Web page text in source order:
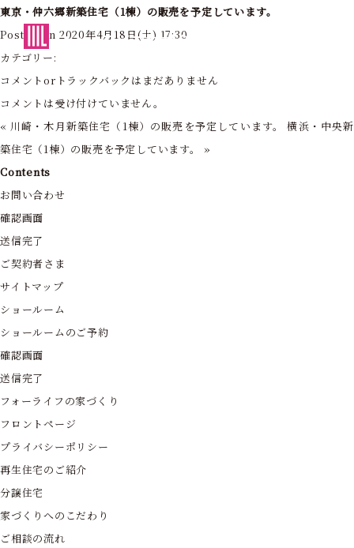
フォーライフ株式会社
東京・仲六郷新築住宅（1棟）の販売を予定しています。
Posted on 2020年4月18日(土) 17:30
カテゴリー:
コメントorトラックバックはまだありません
コメントは受け付けていません。
« 川崎・木月新築住宅（1棟）の販売を予定しています。
横浜・中央新
築住宅（1棟）の販売を予定しています。
»
Contents
お問い合わせ
確認画面
送信完了
ご契約者さま
サイトマップ
ショールーム
ショールームのご予約
確認画面
送信完了
フォーライフの家づくり
フロントページ
プライバシーポリシー
再生住宅のご紹介
分譲住宅
家づくりへのこだわり
ご相談の流れ